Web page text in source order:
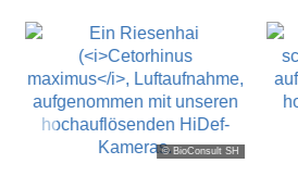
© BioConsult SH